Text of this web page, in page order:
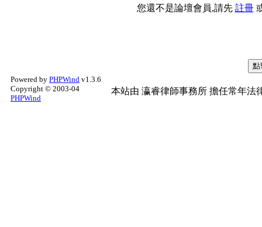
您還不是論壇會員,請先 註冊
Powered by PHPWind v1.3.6
Copyright © 2003-04
PHPWind
本站由 瀛睿律師事務所 擔任常年法